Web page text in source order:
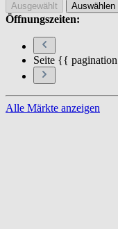
Ausgewählt Auswählen
Öffnungszeiten:
Seite {{
Alle Märkte anzeigen